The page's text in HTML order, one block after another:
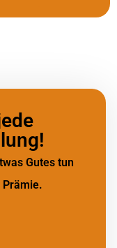
Gutes tun
Prämie.